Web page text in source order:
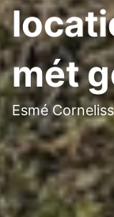
mét
Esmé